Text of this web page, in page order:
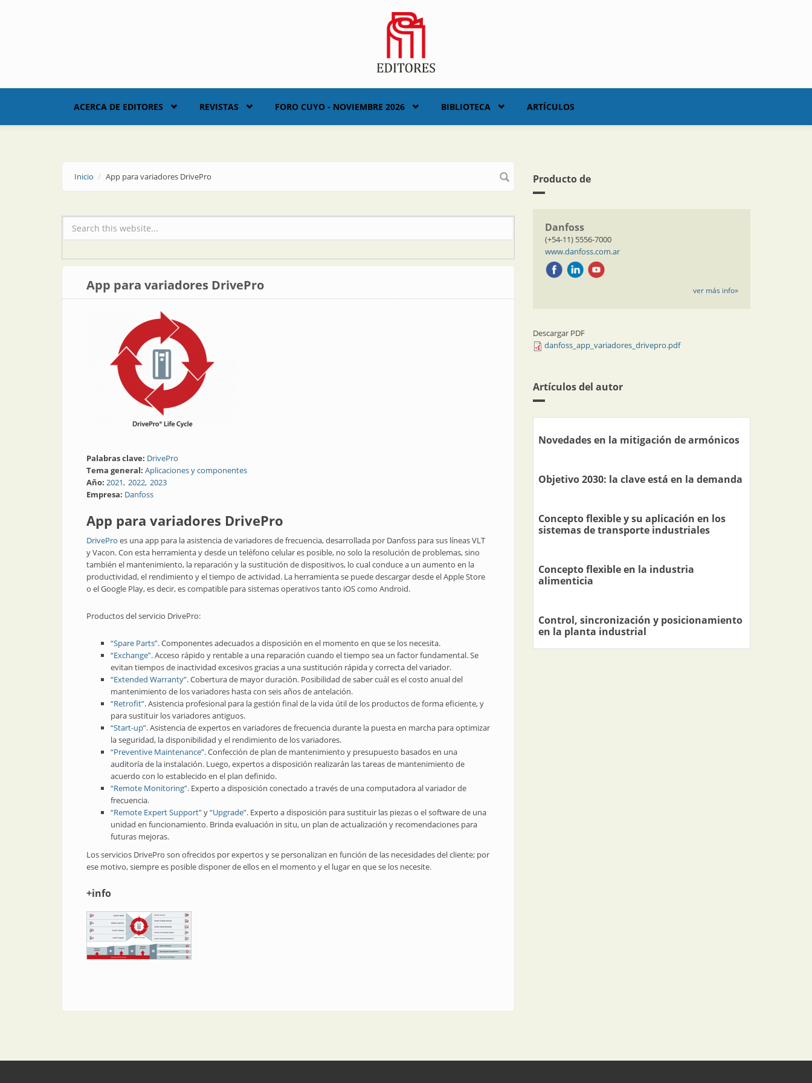
ACERCA DE EDITORES REVISTAS FORO CUYO - NOVIEMBRE 2026 BIBLIOTECA ARTÍCULOS
Inicio App para variadores DrivePro
Formulario de búsqueda
App para variadores DrivePro
Palabras clave: DrivePro
Tema general: Aplicaciones y componentes
Año: 2021 2022 2023
Empresa: Danfoss
App para variadores DrivePro
DrivePro es una app para la asistencia de variadores de frecuencia, desarrollada por Danfoss para sus líneas VLT
y Vacon. Con esta herramienta y desde un teléfono celular es posible, no solo la resolución de problemas, sino
también el mantenimiento, la reparación y la sustitución de dispositivos, lo cual conduce a un aumento en la
productividad, el rendimiento y el tiempo de actividad. La herramienta se puede descargar desde el Apple Store
o el Google Play, es decir, es compatible para sistemas operativos tanto iOS como Android.
Productos del servicio DrivePro:
“Spare Parts”. Componentes adecuados a disposición en el momento en que se los necesita.
“Exchange”. Acceso rápido y rentable a una reparación cuando el tiempo sea un factor fundamental. Se
evitan tiempos de inactividad excesivos gracias a una sustitución rápida y correcta del variador.
“Extended Warranty”. Cobertura de mayor duración. Posibilidad de saber cuál es el costo anual del
mantenimiento de los variadores hasta con seis años de antelación.
“Retrofit”. Asistencia profesional para la gestión final de la vida útil de los productos de forma eficiente, y
para sustituir los variadores antiguos.
“Start-up”. Asistencia de expertos en variadores de frecuencia durante la puesta en marcha para optimizar
la seguridad, la disponibilidad y el rendimiento de los variadores.
“Preventive Maintenance”. Confección de plan de mantenimiento y presupuesto basados en una
auditoría de la instalación. Luego, expertos a disposición realizarán las tareas de mantenimiento de
acuerdo con lo establecido en el plan definido.
“Remote Monitoring”. Experto a disposición conectado a través de una computadora al variador de
frecuencia.
“Remote Expert Support”y“Upgrade”. Experto a disposición para sustituir las piezas o el software de una
unidad en funcionamiento. Brinda evaluación in situ, un plan de actualización y recomendaciones para
futuras mejoras.
Los servicios DrivePro son ofrecidos por expertos y se personalizan en función de las necesidades del cliente; por
ese motivo, siempre es posible disponer de ellos en el momento y el lugar en que se los necesite.
+info
Producto de
Danfoss
(+54-11) 5556-7000
www.danfoss.com.ar
ver más info»
Descargar PDF
danfoss_app_variadores_drivepro.pdf
Artículos del autor
Novedades en la mitigación de armónicos
Objetivo 2030: la clave está en la demanda
Concepto flexible y su aplicación en los
sistemas de transporte industriales
Concepto flexible en la industria
alimenticia
Control, sincronización y posicionamiento
en la planta industrial